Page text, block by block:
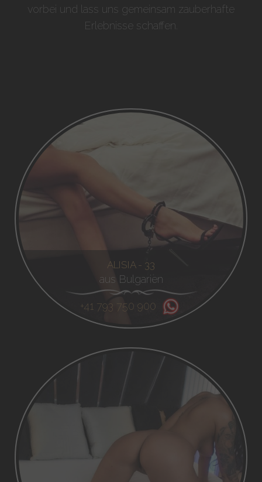
vorbei und lass uns gemeinsam zauberhafte
Erlebnisse schaffen.
ALISIA - 33
aus Bulgarien
+41 793 750 900